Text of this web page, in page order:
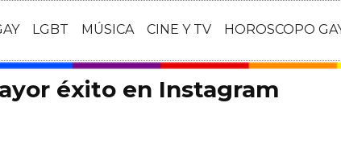
LGBT MÚSICA CINE Y TV HOROSCOPO
éxito en Instagram